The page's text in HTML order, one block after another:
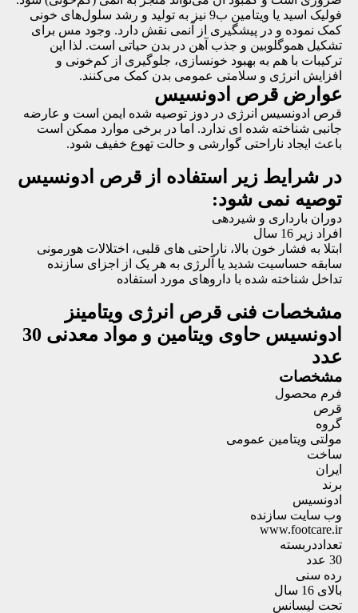
فولیک اسید یا ویتامین ب9 نیز به تولید و رشد سلول‌های خونی
کمک نموده و در پیشگیری از آنمی نقش دارد. وجود مس برای
تشکیل هموگلوبین و جذب آهن در بدن حیاتی است. لذا این
ترکیبات با هم به بهبود خونسازی، جلوگیری از کم‌خونی و
افزایش انرژی و سلامتی عمومی بدن کمک می‌کنند.
عوارض قرص ادونسیس
قرص ادونسیس انرژی در دوز توصیه شده ایمن است و عارضه
جانبی شناخته شده ای ندارد. اما در برخی موارد ممکن است
باعث ایجاد ناراحتی گوارشی و حالت تهوع خفیف شود.
در شرایط زیر استفاده از قرص ادونسیس
توصیه نمی شود:
دوران بارداری و شیردهی
افراد زیر 16 سال
ابتلا به فشار خون بالا، ناراحتی های قلبی، اختلالات هورمونی
سابقه حساسیت شدید یا آلرژی به هر یک از اجزای سازنده
تداخل شناخته شده با داروهای مورد استفاده
مشخصات فنی قرص انرژی ویتامینز
ادونسیس حاوی ویتامین و مواد معدنی 30
عدد
مشخصات
فرم محصول
قرص
گروه
مولتی ویتامین عمومی
ساخت
ایران
برند
ادونسیس
وب سایت سازنده
www.footcare.ir
تعداددربسته
30 عدد
رده سنی
بالای 16 سال
تحت لیسانس